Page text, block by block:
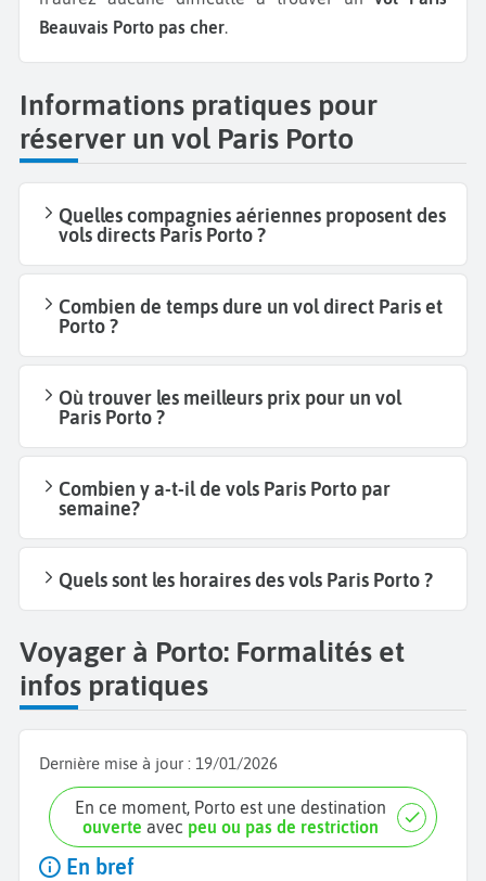
Beauvais Porto pas cher.
Informations pratiques pour
réserver un vol Paris Porto
Quelles compagnies aériennes proposent des
vols directs Paris Porto ?
Combien de temps dure un vol direct Paris et
Porto ?
Où trouver les meilleurs prix pour un vol
Paris Porto ?
Combien y a-t-il de vols Paris Porto par
semaine?
Quels sont les horaires des vols Paris Porto ?
Voyager à Porto: Formalités et
infos pratiques
Dernière mise à jour : 19/01/2026
En ce moment, Porto est une destination
ouverte avec peu ou pas de restriction
En bref